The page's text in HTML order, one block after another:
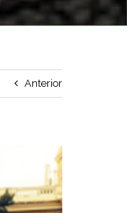
Anterior